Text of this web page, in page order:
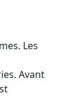
Les
Avant